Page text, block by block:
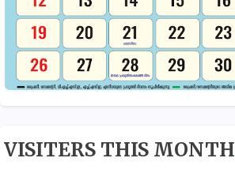
VISITERS THIS MONTH